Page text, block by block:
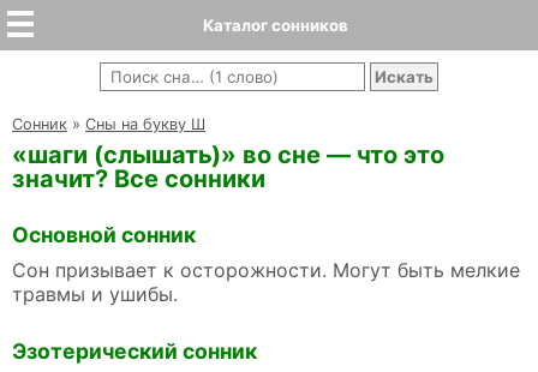
Каталог сонников
Cонник » Сны на букву Ш
«шаги (слышать)» во сне — что это
значит? Все сонники
Основной сонник
Сон призывает к осторожности. Могут быть мелкие
травмы и ушибы.
Эзотерический сонник